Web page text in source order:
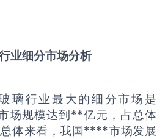
业细分市场分析
璃行业最大的细分市场是
场规模达到**亿元，占总体
体来看，我国****市场发展